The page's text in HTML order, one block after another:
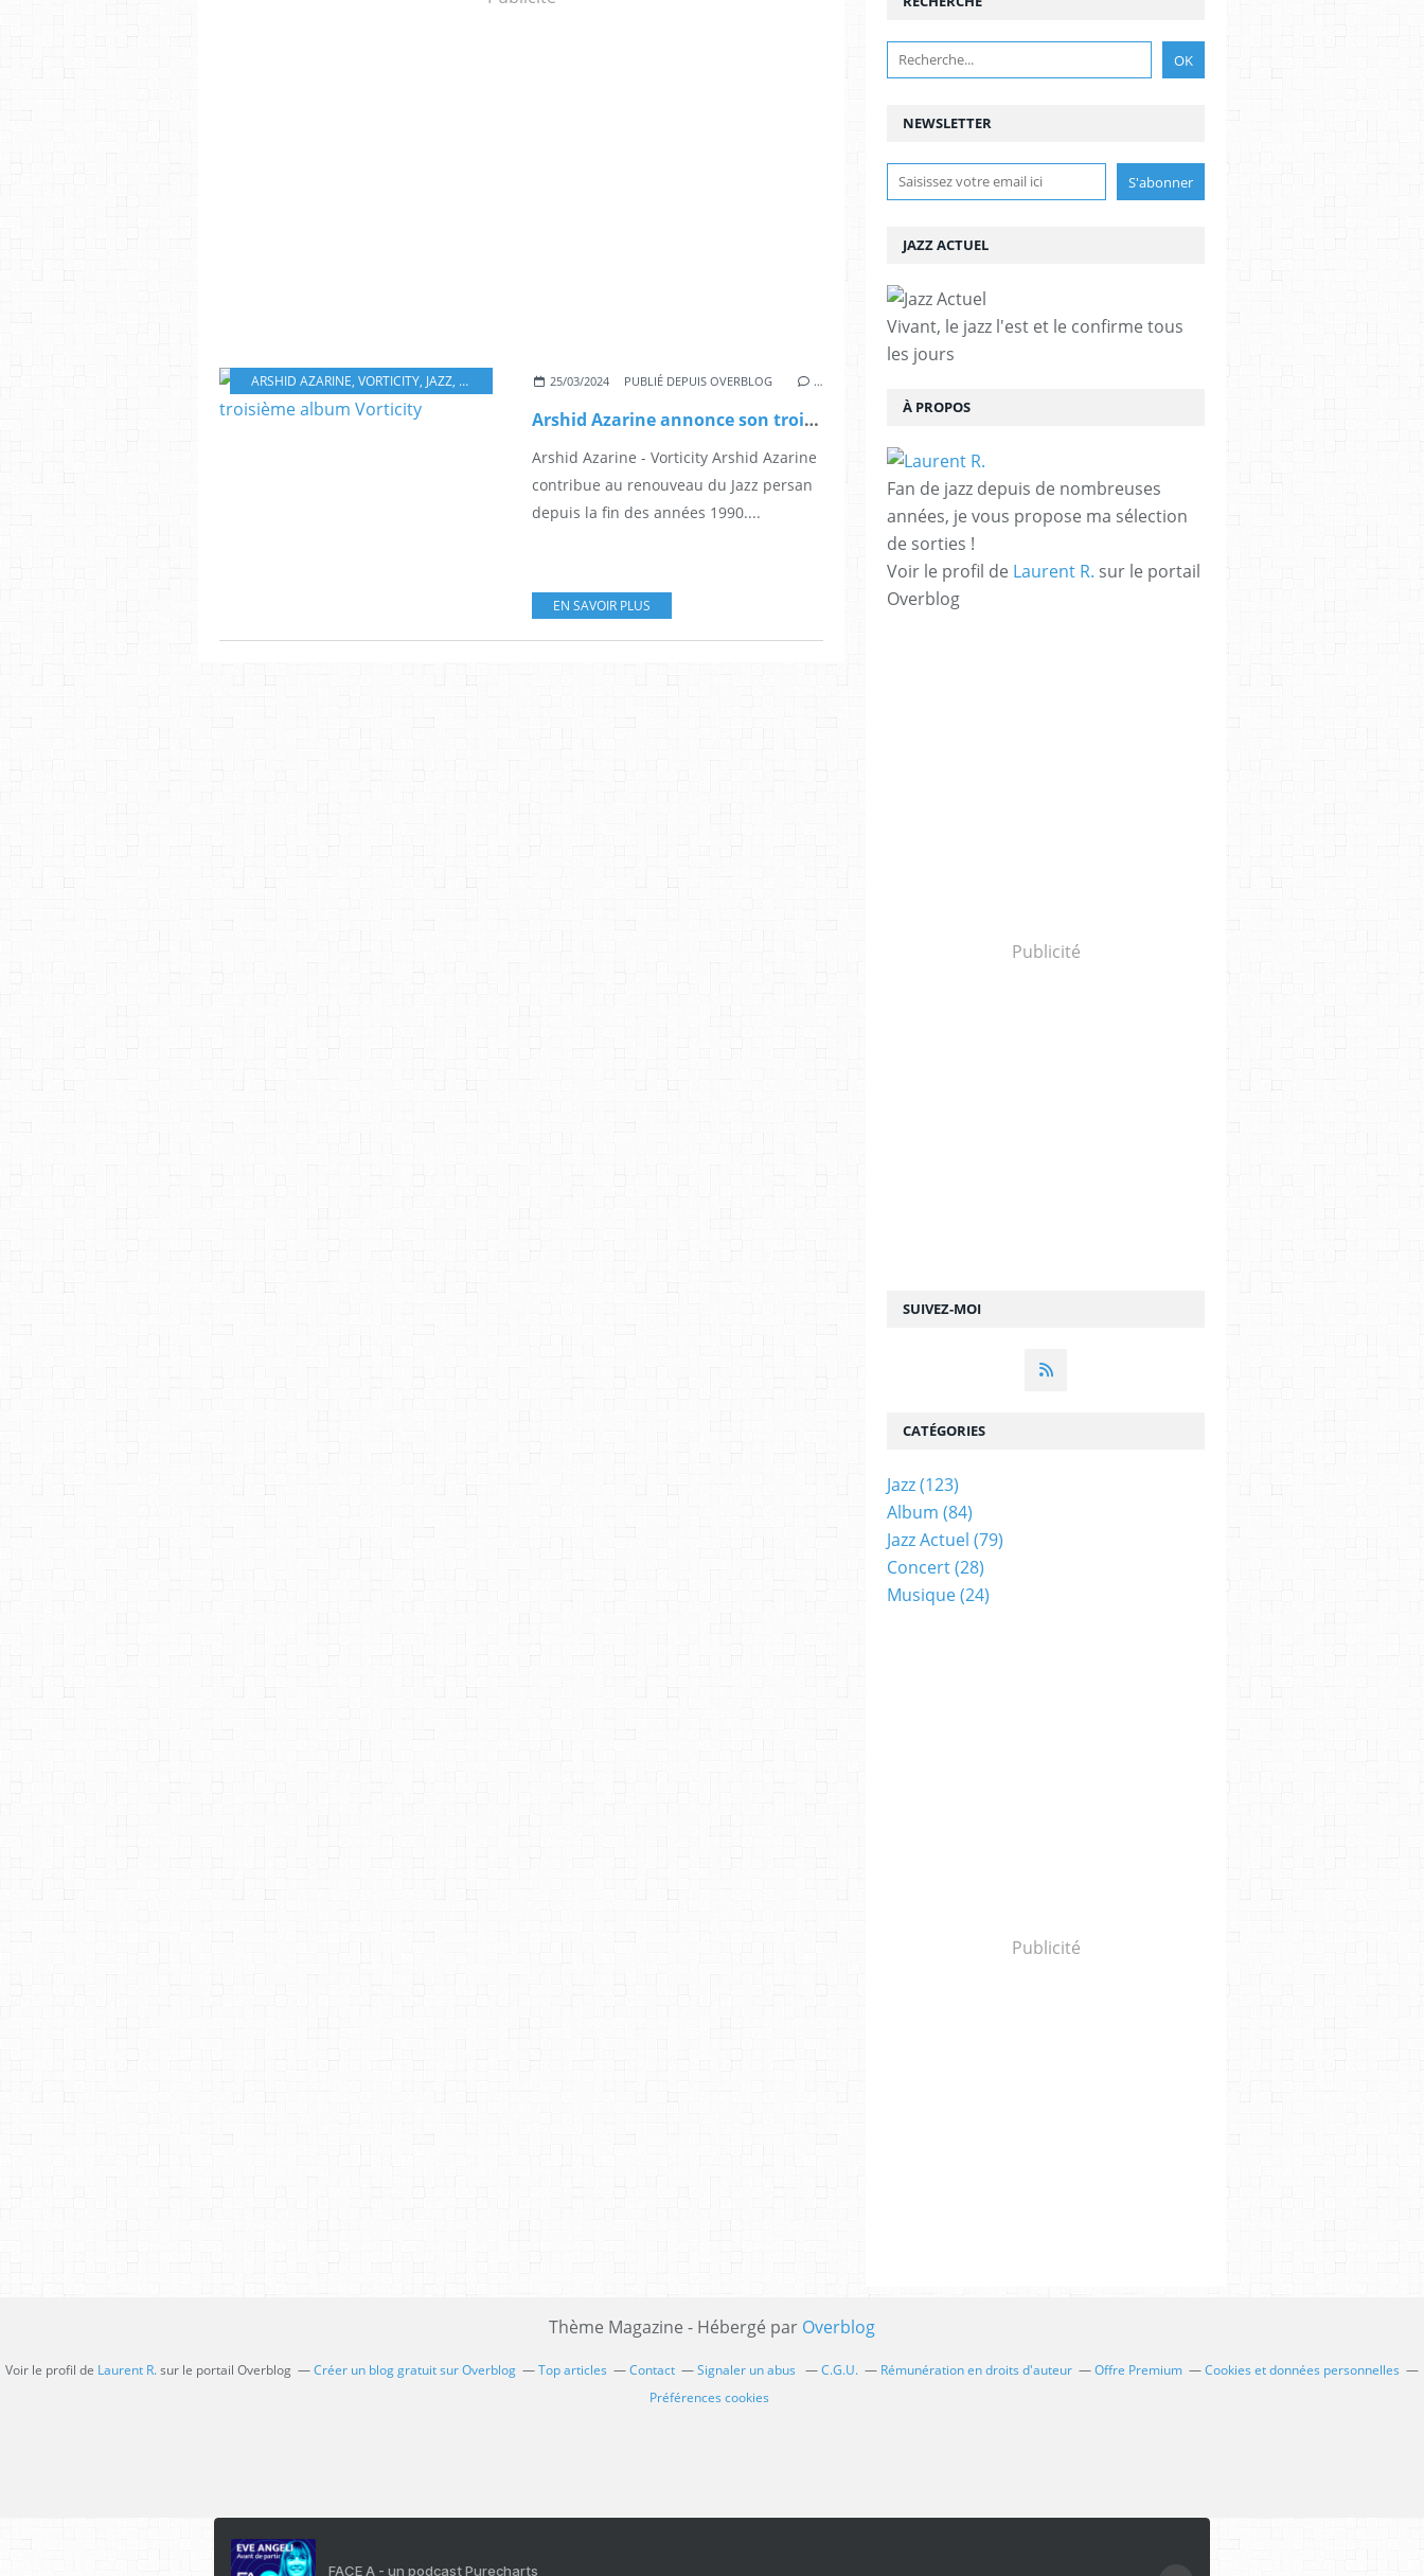
ARSHID AZARINE, VORTICITY, JAZZ, ACTUEL PIANO,IRAN,MUSIQUE,SEINE MUSICALE,MÉDECIN,
25/03/2024 PUBLIÉ DEPUIS OVERBLOG …
Arshid Azarine annonce son troisième album Vorticity
Arshid Azarine - Vorticity Arshid Azarine
contribue au renouveau du Jazz persan
depuis la fin des années 1990....
EN SAVOIR PLUS
NEWSLETTER
SUIVEZ-MOI
JAZZ ACTUEL
Vivant, le jazz l'est et le confirme tous
les jours
À PROPOS
Fan de jazz depuis de nombreuses
années, je vous propose ma sélection
de sorties !
Voir le profil de Laurent R. sur le portail
Overblog
Publicité
CATÉGORIES
Jazz(123)
Album (84)
Jazz Actuel (79)
Concert(28)
Musique(24)
Publicité
Thème Magazine - Hébergé par Overblog
Voir le profil de Laurent R.sur le portail Overblog Créer un blog gratuit sur Overblog Top articles Contact Signaler un abus C.G.U. Rémunération en droits d'auteur Offre Premium
Cookies et données personnelles
Préférences cookies
FACE A - un podcast Purecharts